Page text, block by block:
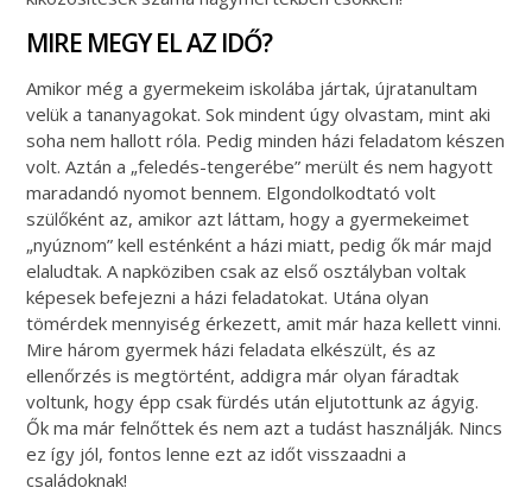
MIRE MEGY EL AZ IDŐ?
Amikor még a gyermekeim iskolába jártak, újratanultam
velük a tananyagokat. Sok mindent úgy olvastam, mint aki
soha nem hallott róla. Pedig minden házi feladatom készen
volt. Aztán a „feledés-tengerébe” merült és nem hagyott
maradandó nyomot bennem. Elgondolkodtató volt
szülőként az, amikor azt láttam, hogy a gyermekeimet
„nyúznom” kell esténként a házi miatt, pedig ők már majd
elaludtak. A napköziben csak az első osztályban voltak
képesek befejezni a házi feladatokat. Utána olyan
tömérdek mennyiség érkezett, amit már haza kellett vinni.
Mire három gyermek házi feladata elkészült, és az
ellenőrzés is megtörtént, addigra már olyan fáradtak
voltunk, hogy épp csak fürdés után eljutottunk az ágyig.
Ők ma már felnőttek és nem azt a tudást használják. Nincs
ez így jól, fontos lenne ezt az időt visszaadni a
családoknak!